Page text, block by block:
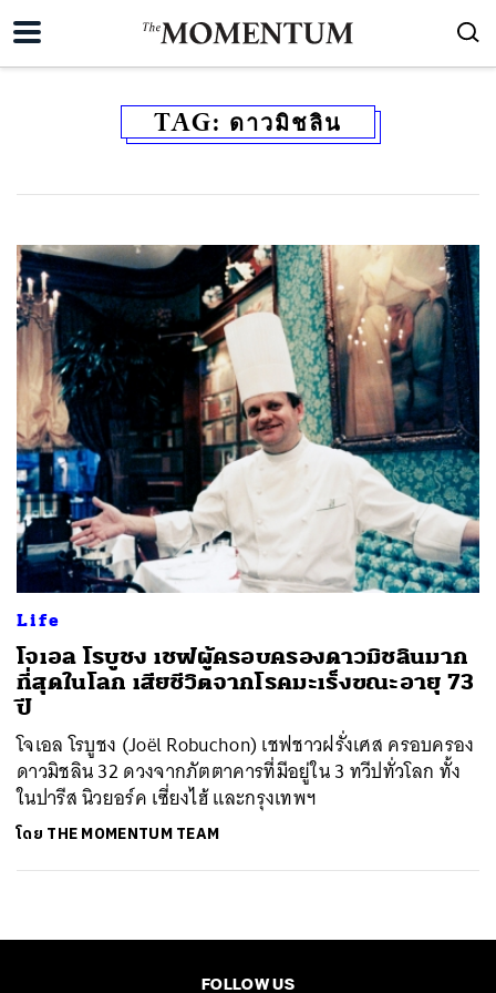
TAG: ดาวมิชลิน
Life
โจเอล โรบูชง เชฟผู้ครอบครองดาวมิชลินมาก
ที่สุดในโลก เสียชีวิตจากโรคมะเร็งขณะอายุ 73
ปี
โจเอล โรบูชง (Joël Robuchon) เชฟชาวฝรั่งเศส ครอบครอง
ดาวมิชลิน 32 ดวงจากภัตตาคารที่มีอยู่ใน 3 ทวีปทั่วโลก ทั้ง
ในปารีส นิวยอร์ค เซี่ยงไฮ้ และกรุงเทพฯ
โดย THE MOMENTUM TEAM
FOLLOW US
ค้นหา
SHARE TWEET LINE EMAIL